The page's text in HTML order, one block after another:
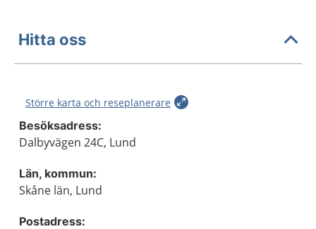
Hitta oss
Större karta och reseplanerare
Besöksadress:
Dalbyvägen 24C, Lund
Län, kommun:
Skåne län, Lund
Postadress: